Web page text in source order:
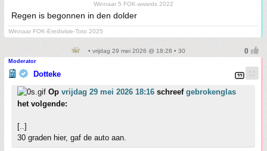
Winnaar 5 FOK-awards 2022
Regen is begonnen in den dolder
Winnaar FOK-Eredivisie-Toto 2025
• vrijdag 29 mei 2026 @ 18:28 • 30
Moderator
Dotteke
Op vrijdag 29 mei 2026 18:16 schreef gebrokenglas
het volgende:
[..]
30 graden hier, gaf de auto aan.